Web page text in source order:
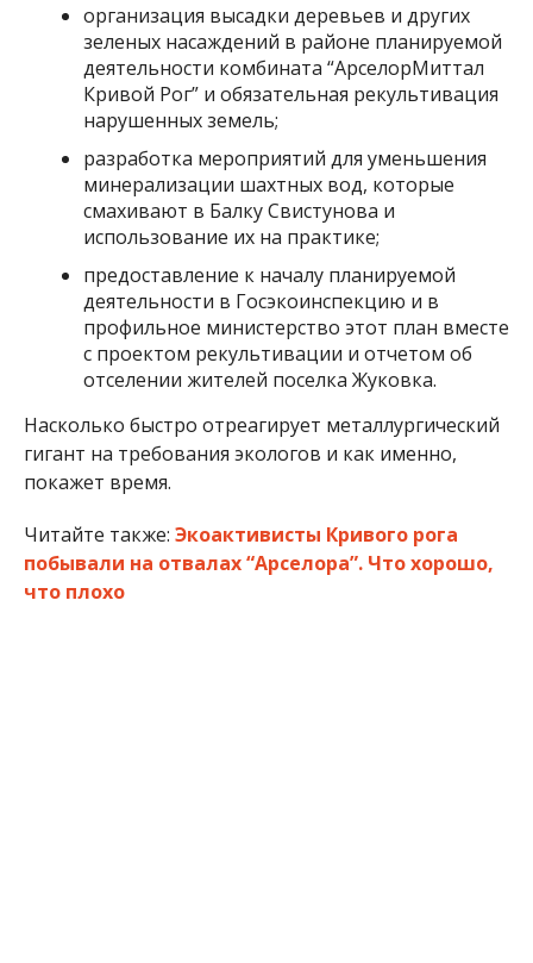
организация высадки деревьев и других
зеленых насаждений в районе планируемой
деятельности комбината “АрселорМиттал
Кривой Рог” и обязательная рекультивация
нарушенных земель;
разработка мероприятий для уменьшения
минерализации шахтных вод, которые
смахивают в Балку Свистунова и
использование их на практике;
предоставление к началу планируемой
деятельности в Госэкоинспекцию и в
профильное министерство этот план вместе
с проектом рекультивации и отчетом об
отселении жителей поселка Жуковка.
Насколько быстро отреагирует металлургический
гигант на требования экологов и как именно,
покажет время.
Читайте также: Экоактивисты Кривого рога
побывали на отвалах “Арселора”. Что хорошо,
что плохо